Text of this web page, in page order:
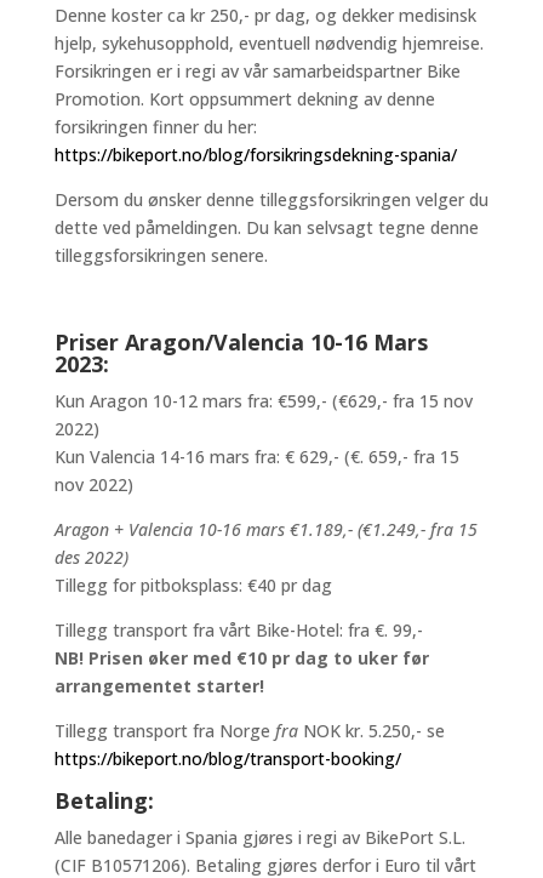
Denne koster ca kr 250,- pr dag, og dekker medisinsk
hjelp, sykehusopphold, eventuell nødvendig hjemreise.
Forsikringen er i regi av vår samarbeidspartner Bike
Promotion. Kort oppsummert dekning av denne
forsikringen finner du her:
https://bikeport.no/blog/forsikringsdekning-spania/
Dersom du ønsker denne tilleggsforsikringen velger du
dette ved påmeldingen. Du kan selvsagt tegne denne
tilleggsforsikringen senere.
Priser Aragon/Valencia 10-16 Mars
2023:
Kun Aragon 10-12 mars fra: €599,- (€629,- fra 15 nov
2022)
Kun Valencia 14-16 mars fra: € 629,- (€. 659,- fra 15
nov 2022)
Aragon + Valencia 10-16 mars €1.189,- (€1.249,- fra 15
des 2022)
Tillegg for pitboksplass: €40 pr dag
Tillegg transport fra vårt Bike-Hotel: fra €. 99,-
NB! Prisen øker med €10 pr dag to uker før
arrangementet starter!
Tillegg transport fra Norge fraNOK kr. 5.250,- se
https://bikeport.no/blog/transport-booking/
Betaling:
Alle banedager i Spania gjøres i regi av BikePort S.L.
(CIF B10571206). Betaling gjøres derfor i Euro til vårt